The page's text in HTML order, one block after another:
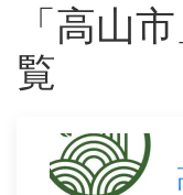
「高山
覧